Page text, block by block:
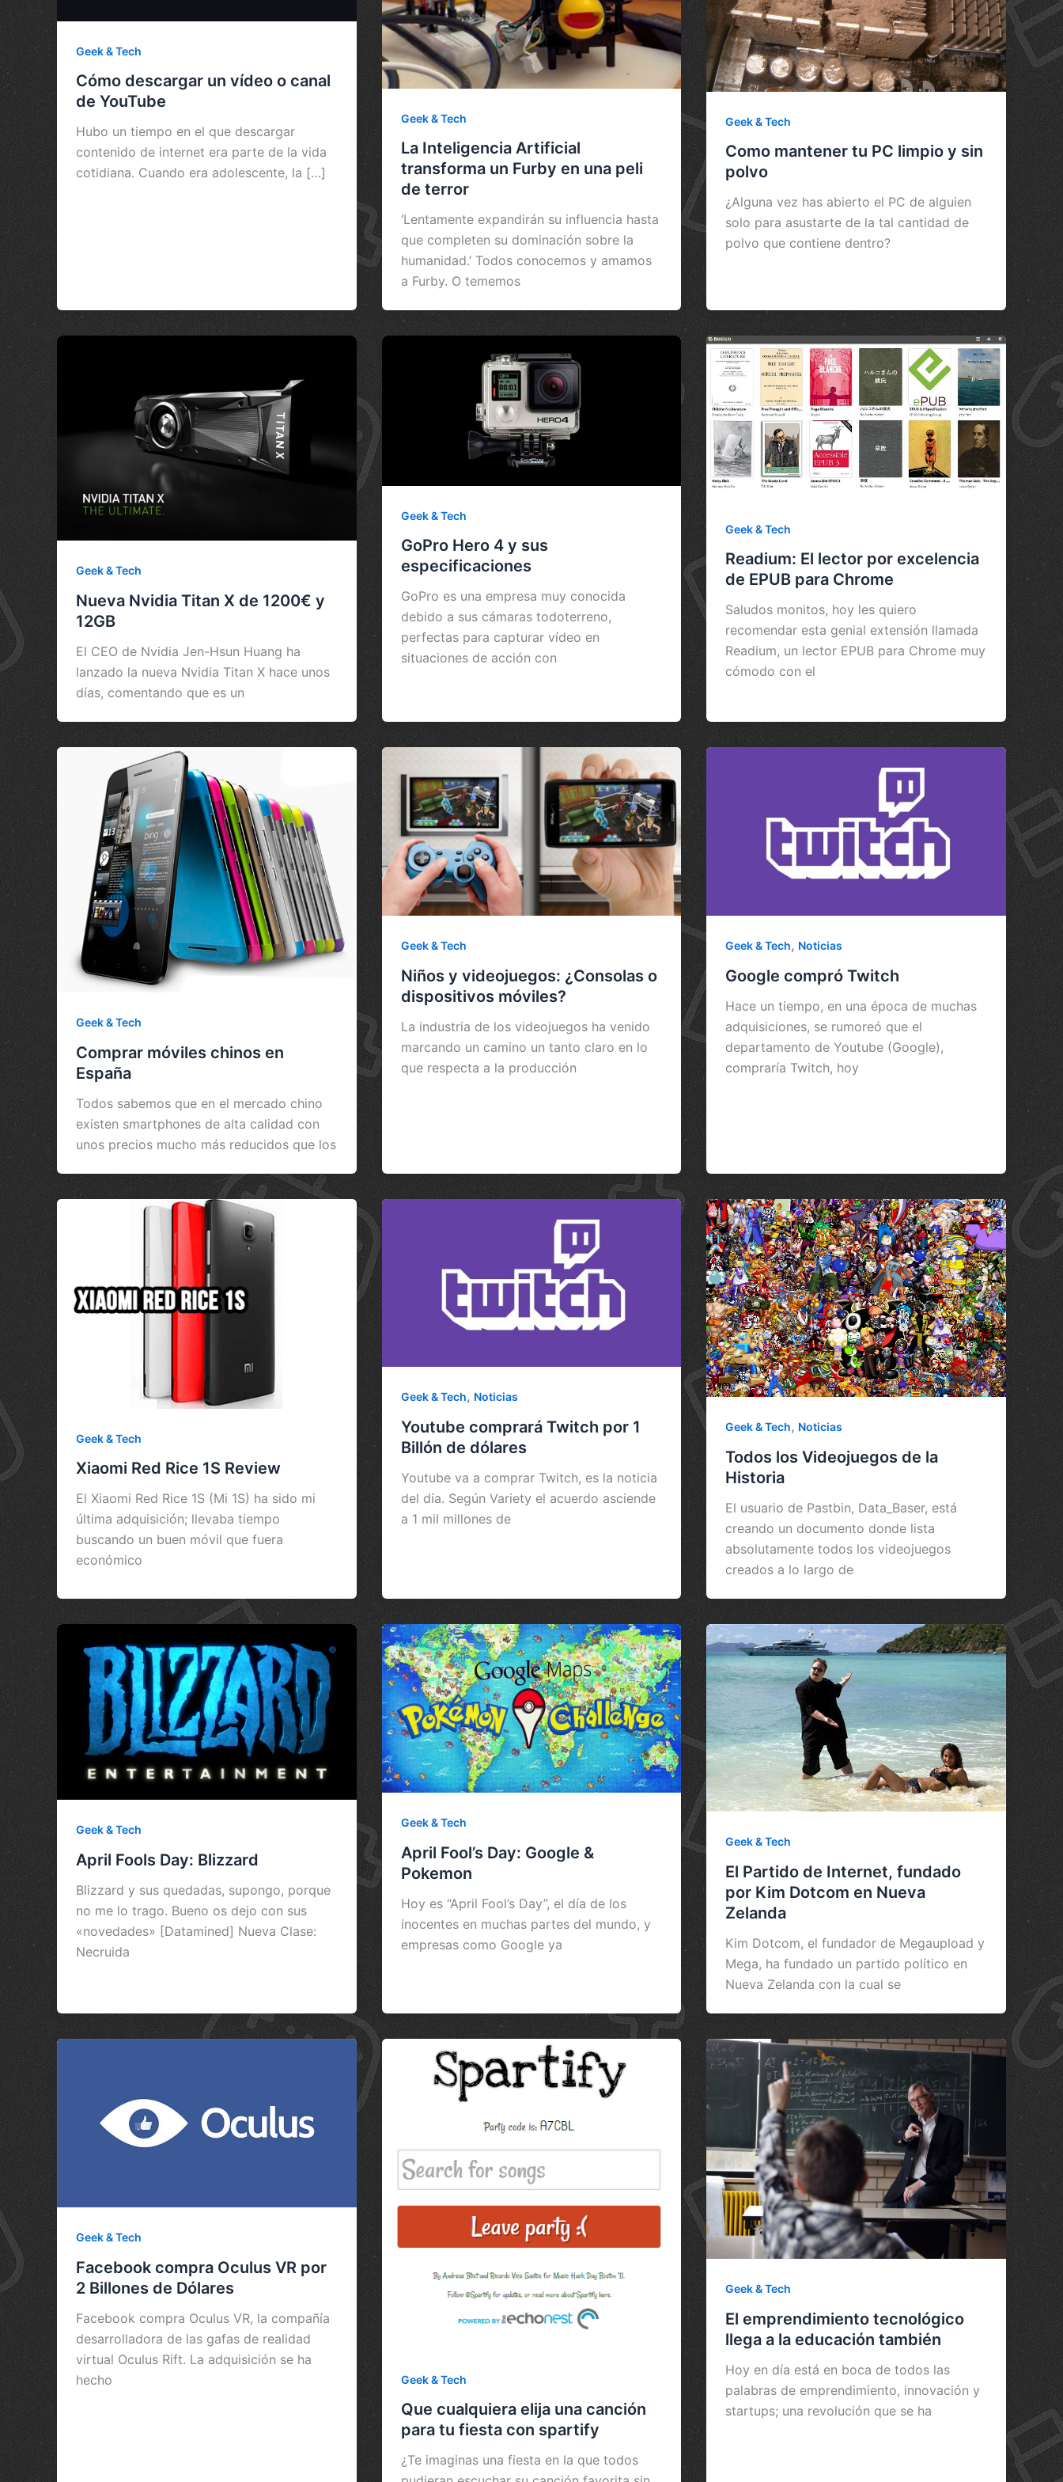
Geek & Tech
Cómo descargar un vídeo o canal
de YouTube
Hubo un tiempo en el que descargar
contenido de internet era parte de la vida
cotidiana. Cuando era adolescente, la […]
Geek & Tech
La Inteligencia Artificial
transforma un Furby en una peli
de terror
‘Lentamente expandirán su influencia hasta
que completen su dominación sobre la
humanidad.’ Todos conocemos y amamos
a Furby. O tememos
Geek & Tech
Como mantener tu PC limpio y sin
polvo
¿Alguna vez has abierto el PC de alguien
solo para asustarte de la tal cantidad de
polvo que contiene dentro?
Geek & Tech
Nueva Nvidia Titan X de 1200€ y
12GB
El CEO de Nvidia Jen-Hsun Huang ha
lanzado la nueva Nvidia Titan X hace unos
días, comentando que es un
Geek & Tech
GoPro Hero 4 y sus
especificaciones
GoPro es una empresa muy conocida
debido a sus cámaras todoterreno,
perfectas para capturar vídeo en
situaciones de acción con
Geek & Tech
Readium: El lector por excelencia
de EPUB para Chrome
Saludos monitos, hoy les quiero
recomendar esta genial extensión llamada
Readium, un lector EPUB para Chrome muy
cómodo con el
Geek & Tech
Comprar móviles chinos en
España
Todos sabemos que en el mercado chino
existen smartphones de alta calidad con
unos precios mucho más reducidos que los
Geek & Tech
Niños y videojuegos: ¿Consolas o
dispositivos móviles?
La industria de los videojuegos ha venido
marcando un camino un tanto claro en lo
que respecta a la producción
Geek & Tech, Noticias
Google compró Twitch
Hace un tiempo, en una época de muchas
adquisiciones, se rumoreó que el
departamento de Youtube (Google),
compraría Twitch, hoy
Geek & Tech
Xiaomi Red Rice 1S Review
El Xiaomi Red Rice 1S (Mi 1S) ha sido mi
última adquisición; llevaba tiempo
buscando un buen móvil que fuera
económico
Geek & Tech, Noticias
Youtube comprará Twitch por 1
Billón de dólares
Youtube va a comprar Twitch, es la noticia
del día. Según Variety el acuerdo asciende
a 1 mil millones de
Geek & Tech, Noticias
Todos los Videojuegos de la
Historia
El usuario de Pastbin, Data_Baser, está
creando un documento donde lista
absolutamente todos los videojuegos
creados a lo largo de
Geek & Tech
April Fools Day: Blizzard
Blizzard y sus quedadas, supongo, porque
no me lo trago. Bueno os dejo con sus
«novedades» [Datamined] Nueva Clase:
Necruida
Geek & Tech
April Fool’s Day: Google &
Pokemon
Hoy es “April Fool’s Day”, el día de los
inocentes en muchas partes del mundo, y
empresas como Google ya
Geek & Tech
El Partido de Internet, fundado
por Kim Dotcom en Nueva
Zelanda
Kim Dotcom, el fundador de Megaupload y
Mega, ha fundado un partido político en
Nueva Zelanda con la cual se
Geek & Tech
Facebook compra Oculus VR por
2 Billones de Dólares
Facebook compra Oculus VR, la compañía
desarrolladora de las gafas de realidad
virtual Oculus Rift. La adquisición se ha
hecho
Geek & Tech
Que cualquiera elija una canción
para tu fiesta con spartify
¿Te imaginas una fiesta en la que todos
Geek & Tech
El emprendimiento tecnológico
llega a la educación también
Hoy en día está en boca de todos las
palabras de emprendimiento, innovación y
startups; una revolución que se ha